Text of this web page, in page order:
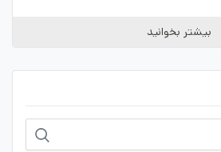
بیشتر بخوانید